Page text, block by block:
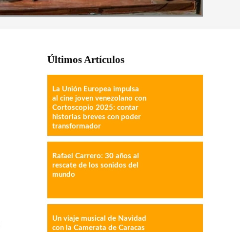
Últimos Artículos
La Unión Europea impulsa
al cine joven venezolano con
Cortoscopio 2025: contar
historias breves con poder
transformador
Rafael Carrero: 30 años al
rescate de los sonidos del
mundo
Un viaje musical de Navidad
con la Camerata de Caracas